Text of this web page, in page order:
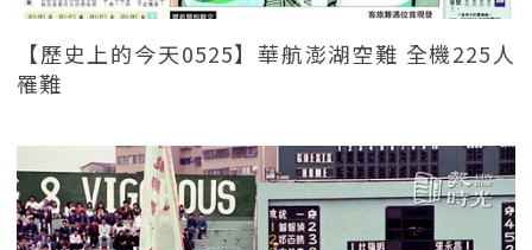
【歷史上的今天0525】華航澎湖空難 全機225人
罹難